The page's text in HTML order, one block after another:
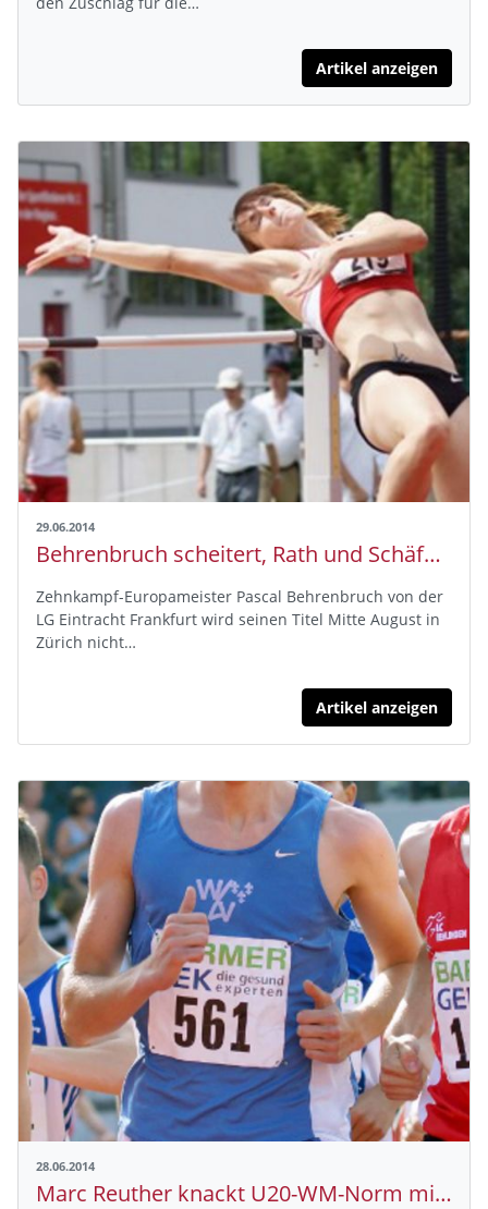
Artikel anzeigen
29.06.2014
Behrenbruch scheitert, Rath und Schäfer zur EM
Zehnkampf-Europameister Pascal Behrenbruch von der
LG Eintracht Frankfurt wird seinen Titel Mitte August in
Zürich nicht…
Artikel anzeigen
28.06.2014
Marc Reuther knackt U20-WM-Norm mit Bestzeit